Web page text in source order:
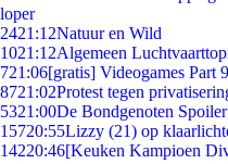
loper
2421:12Natuur en Wild
1021:12Algemeen
721:06[gratis] Videogames Part
8721:02Protest tegen
5321:00De Bondgenoten
15720:55Lizzy (21) op
14220:46[Keuken Kampioen